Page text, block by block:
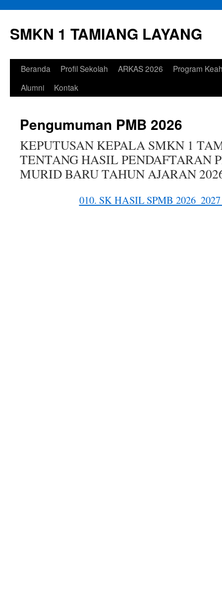
isi
SMKN 1 TAMIANG LAYANG
Beranda Profil Sekolah ARKAS 2026
Program
Alumni
Kontak
Pengumuman PMB 2026
KEPUTUSAN KEPALA SMKN 1
TENTANG HASIL PENDAFTARAN
MURID BARU TAHUN AJARAN
010. SK HASIL SPMB 2026_2027